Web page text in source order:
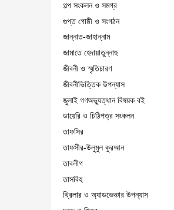
গল্প সংকলন ও সমগ্র
গুপ্ত গোষ্ঠী ও সংগঠন
জান্নাত-জাহান্নাম
জামাতে হেদায়াতুন্নাহু
জীবনী ও স্মৃতিচারণ
জীবনীভিত্তিক উপন্যাস
জুলাই গণঅভ্যুত্থান বিষয়ক বই
ডায়েরি ও চিঠিপত্র সংকলন
তাফসির
তাফসীর-উলুমুল কুরআন
তাবলীগ
তাসবিহ
থ্রিলার ও অ্যাডভেঞ্চার উপন্যাস